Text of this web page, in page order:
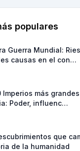
populares
Guerra Mundial:
causas en el con…
Imperios más
Poder, influenc…
que
de la humanidad